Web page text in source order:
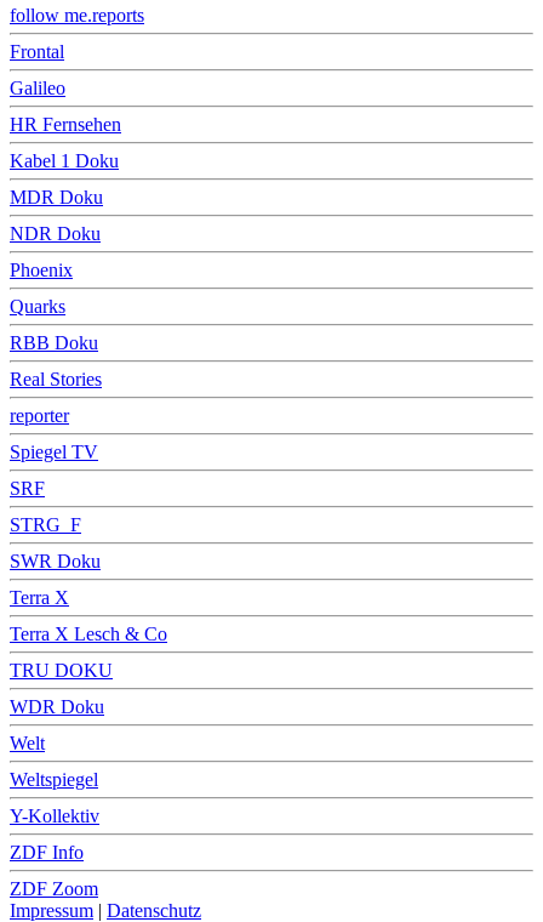
follow me.reports
Frontal
Galileo
HR Fernsehen
Kabel 1 Doku
MDR Doku
NDR Doku
Phoenix
Quarks
RBB Doku
Real Stories
reporter
Spiegel TV
SRF
STRG_F
SWR Doku
Terra X
Terra X Lesch & Co
TRU DOKU
WDR Doku
Welt
Weltspiegel
Y-Kollektiv
ZDF Info
ZDF Zoom
Impressum | Datenschutz